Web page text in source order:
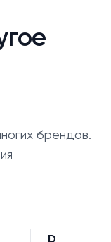
брендов.
D